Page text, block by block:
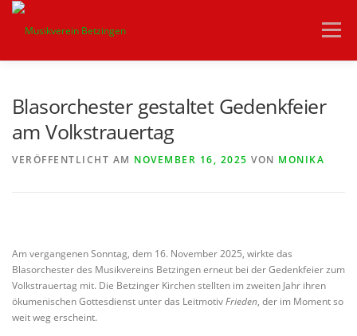
Zum
springen
Menü
Blasorchester gestaltet Gedenkfeier
am Volkstrauertag
VERÖFFENTLICHT AM NOVEMBER 16, 2025 VON MONIKA
Am vergangenen Sonntag, dem 16. November 2025, wirkte das
Blasorchester des Musikvereins Betzingen erneut bei der Gedenkfeier zum
Volkstrauertag mit. Die Betzinger Kirchen stellten im zweiten Jahr ihren
ökumenischen Gottesdienst unter das LeitmotivFrieden, der im Moment so
weit weg erscheint.